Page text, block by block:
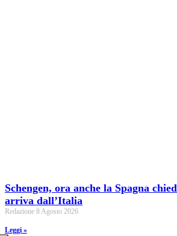
Schengen, ora anche la Spagna
arriva dall’Italia
Redazione 8 Agosto 2026
Leggi »